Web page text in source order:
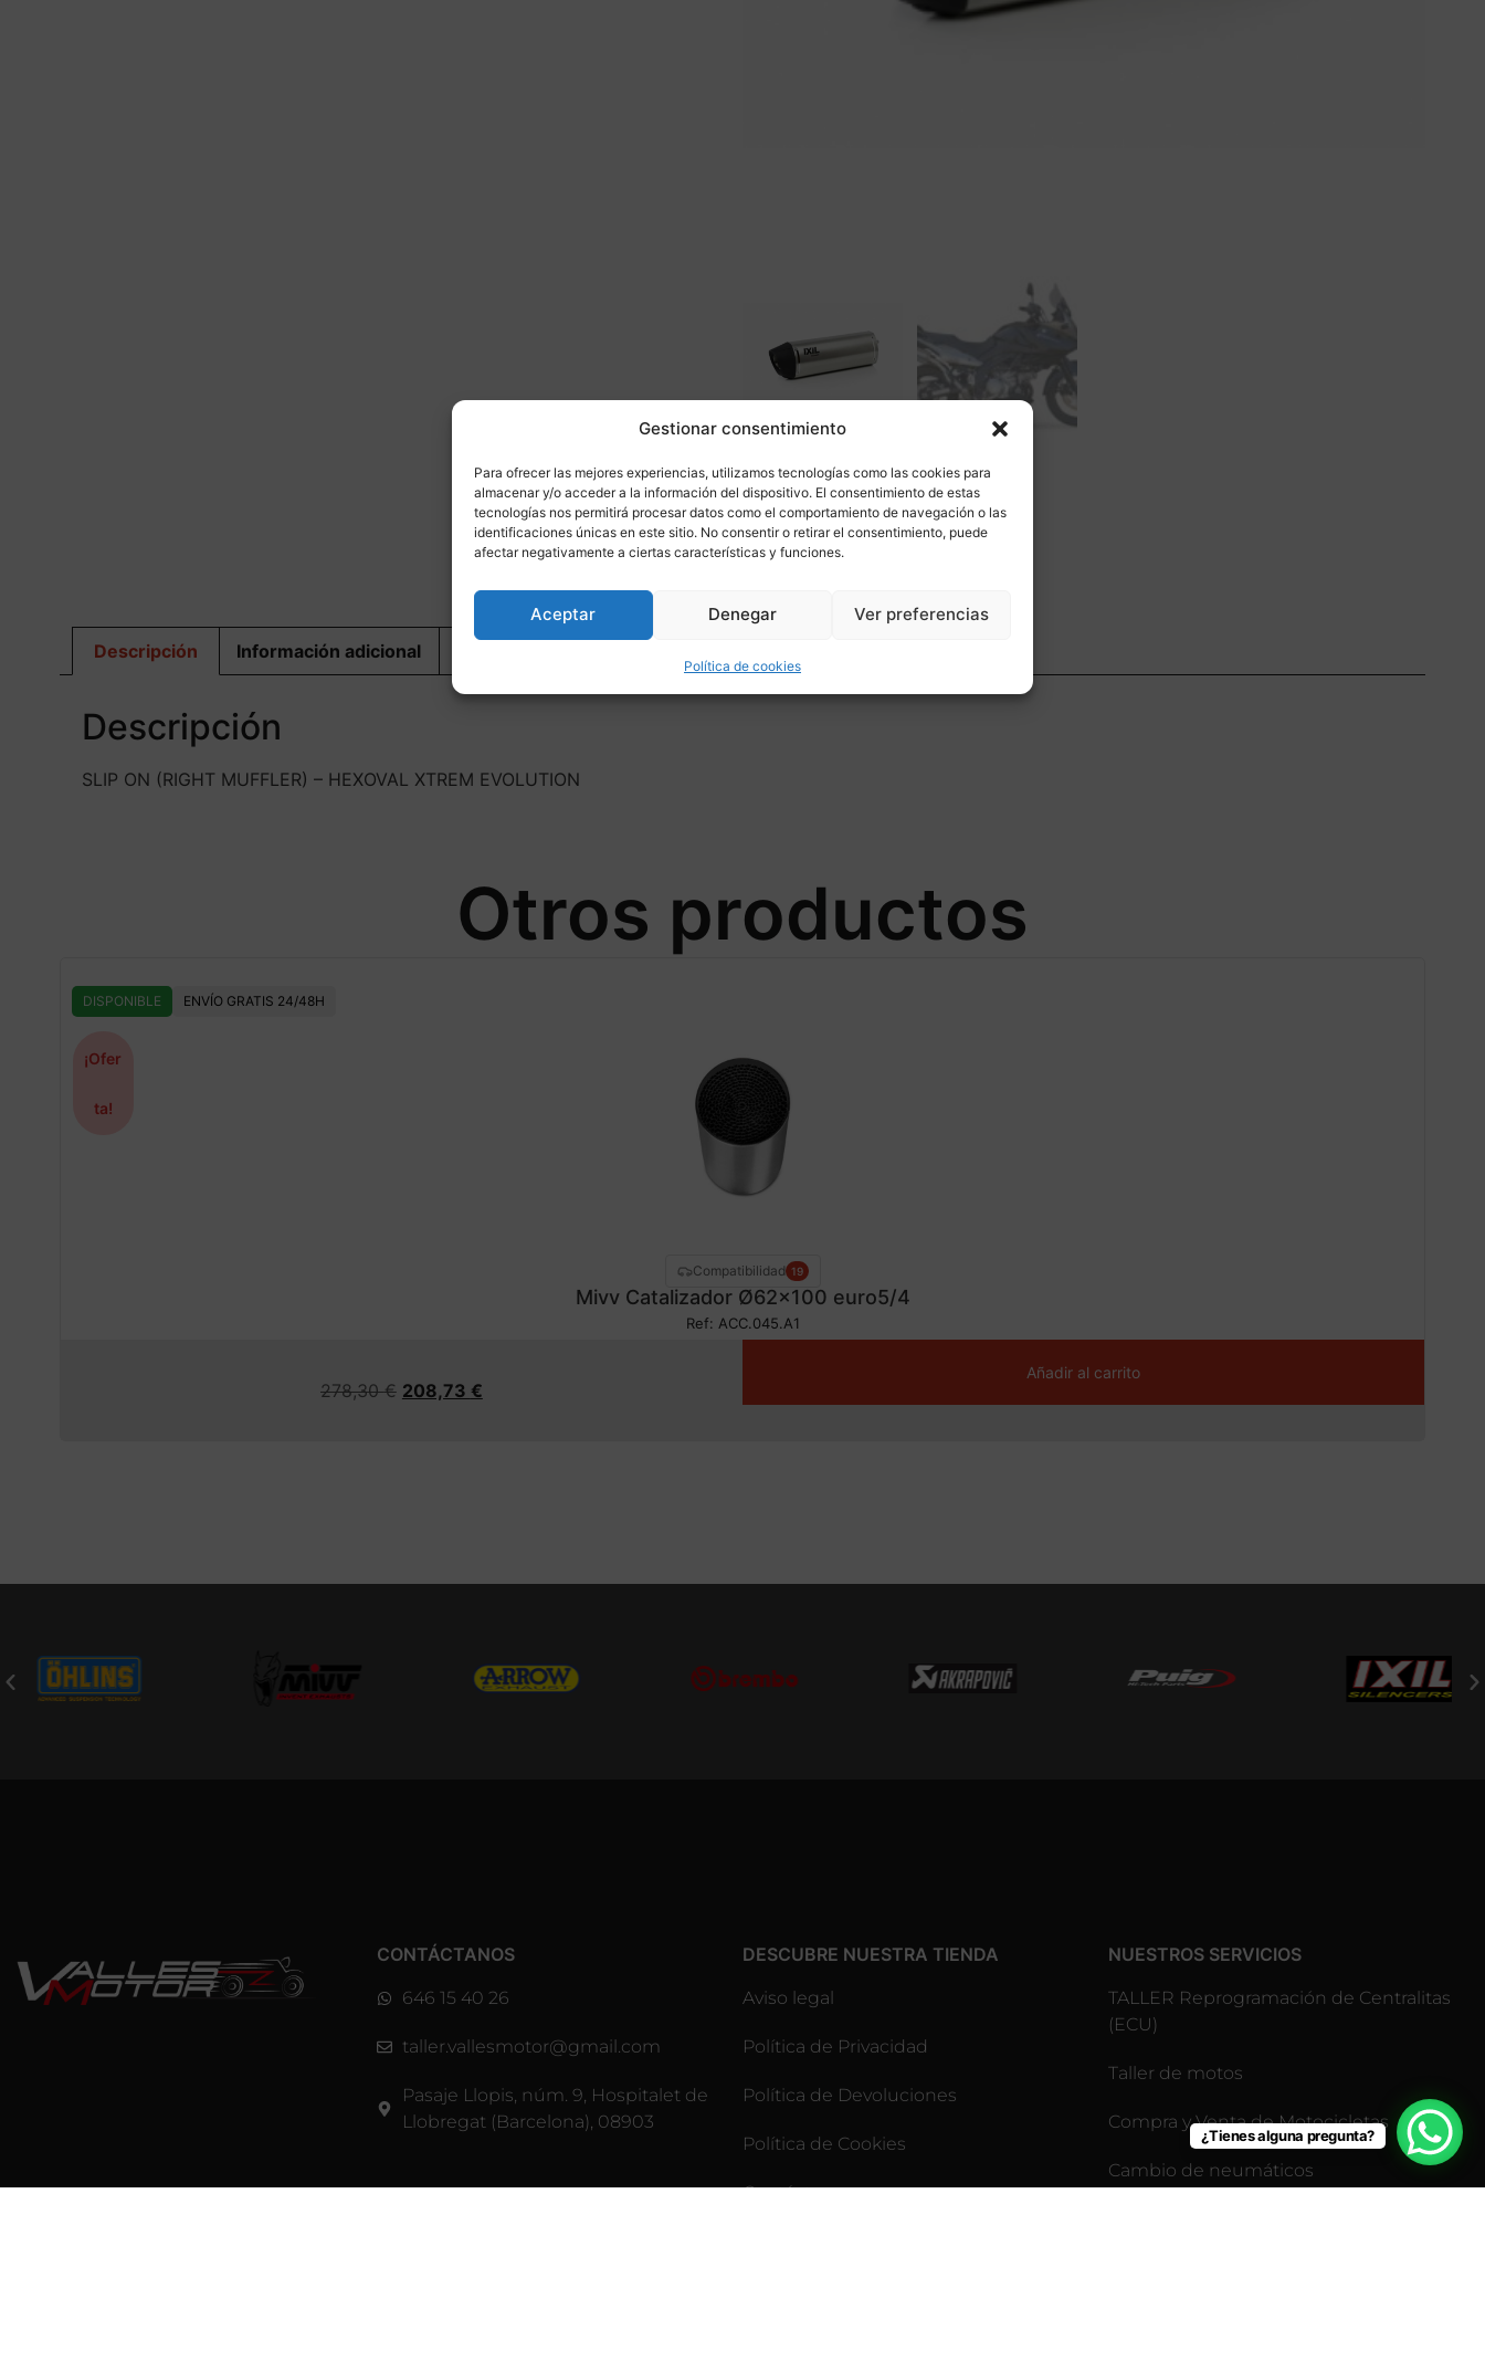
Gestionar consentimiento
Para ofrecer las mejores experiencias, utilizamos tecnologías como las cookies para
almacenar y/o acceder a la información del dispositivo. El consentimiento de estas
tecnologías nos permitirá procesar datos como el comportamiento de navegación o las
identificaciones únicas en este sitio. No consentir o retirar el consentimiento, puede
afectar negativamente a ciertas características y funciones.
Aceptar Denegar Ver preferencias
Política de cookies
Más información
Descripción Información adicional
Descripción
SLIP ON (RIGHT MUFFLER) – HEXOVAL XTREM EVOLUTION
Otros productos
DISPONIBLE ENVÍO GRATIS 24/48H
¡Ofer
ta!
Compatibilidad 19
Mivv Catalizador Ø62×100 euro5/4
Ref: ACC.045.A1
278,30€ 208,73 €
Añadir al carrito
CONTÁCTANOS
646 15 40 26
taller.vallesmotor@gmail.com
Pasaje Llopis, núm. 9, Hospitalet de
Llobregat (Barcelona), 08903
DESCUBRE NUESTRA TIENDA
Aviso legal
Política de Privacidad
Política de Devoluciones
Política de Cookies
Contáctenos
NUESTROS SERVICIOS
TALLER Reprogramación de Centralitas
(ECU)
Taller de motos
Compra y Venta de Motocicletas
Cambio de neumáticos
¿Tienes alguna pregunta?